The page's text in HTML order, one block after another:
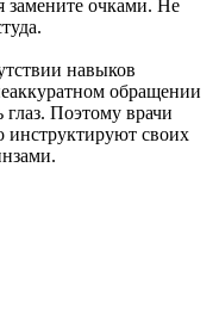
замените очками. Не
навыков
обращении
Поэтому врачи
инструктируют своих